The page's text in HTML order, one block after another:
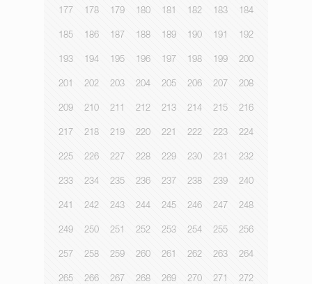
177 178 179 180 181 182 183 184
185 186 187 188 189 190 191 192
193 194 195 196 197 198 199 200
201 202 203 204 205 206 207 208
209 210 211 212 213 214 215 216
217 218 219 220 221 222 223 224
225 226 227 228 229 230 231 232
233 234 235 236 237 238 239 240
241 242 243 244 245 246 247 248
249 250 251 252 253 254 255 256
257 258 259 260 261 262 263 264
265 266 267 268 269 270 271 272